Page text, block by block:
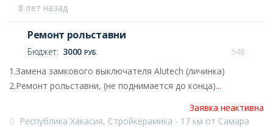
8 лет назад
Ремонт рольставни
Бюджет: 3000 РУБ.
548
1.Замена замкового выключателя Alutech (личинка)
2.Ремонт рольставни, (не поднимается до конца)...
Заявка неактивна
Республика Хакасия, Стройкерамика - 17 км от Самара